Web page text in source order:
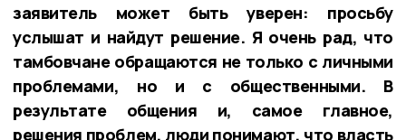
заявитель может быть уверен: просьбу
услышат и найдут решение. Я очень рад, что
тамбовчане обращаются не только с личными
проблемами, но и с общественными. В
результате общения и, самое главное,
решения проблем, люди понимают, что власть